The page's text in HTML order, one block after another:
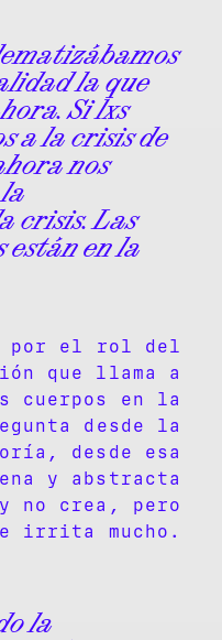
la que
Si lxs
a la crisis de
nos
crisis. Las
están en la
por el rol del
que llama a
cuerpos en la
desde la
desde esa
y abstracta
no crea, pero
irrita mucho.
la